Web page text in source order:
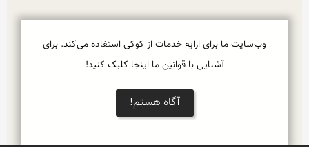
وب‌سایت ما برای ارایه خدمات از کوکی استفاده می‌کند. برای
آشنایی با قوانین ما اینجا کلیک کنید!
آگاه هستم!